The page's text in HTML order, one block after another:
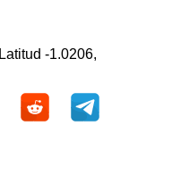
Latitud -1.0206,